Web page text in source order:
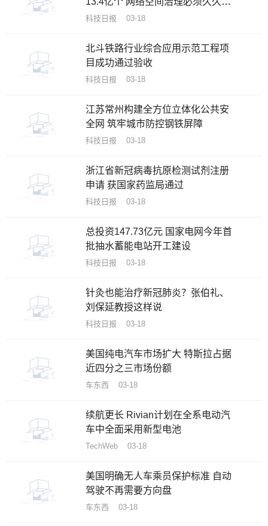
功
科技日报 03-18
北斗铁路行业综合应用示范工程项
目成功通过验收
科技日报 03-18
江苏常州构建全方位立体化公共安
全网 筑牢城市防控钢铁屏障
科技日报 03-18
浙江省新冠病毒抗原检测试剂注册
申请 获国家药监局通过
科技日报 03-18
总投资147.73亿元 国家电网今年首
批抽水蓄能电站开工建设
科技日报 03-18
针灸也能治疗新冠肺炎？张伯礼、
刘保延教授这样说
科技日报 03-18
美国纯电汽车市场扩大 特斯拉占据
近四分之三市场份额
车东西 03-18
续航更长 Rivian计划在全系电动汽
车中全面采用新型电池
TechWeb 03-18
美国明确无人车乘员保护标准 自动
驾驶不再需要方向盘
车东西 03-18